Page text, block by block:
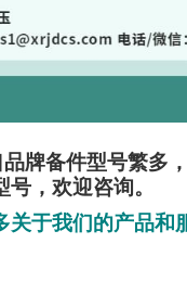
品牌备件型号繁多
，欢迎咨询。
关于我们的产品和